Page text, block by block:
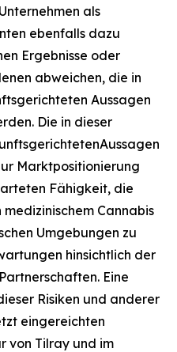
als
ebenfalls dazu
Ergebnisse oder
abweichen, die in
Aussagen
Die in dieser
Marktpositionierung
Fähigkeit, die
Cannabis
Umgebungen zu
hinsichtlich der
Eine
Risiken und anderer
eingereichten
von Tilray und im